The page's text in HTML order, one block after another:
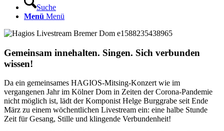
Suche
Menü Menü
Gemeinsam innehalten. Singen. Sich verbunden
wissen!
Da ein gemeinsames HAGIOS-Mitsing-Konzert wie im
vergangenen Jahr im Kölner Dom in Zeiten der Corona-Pandemie
nicht möglich ist, lädt der Komponist Helge Burggrabe seit Ende
März zu einem wöchentlichen Livestream ein: eine halbe Stunde
Zeit für Gesang, Stille und klingende Verbundenheit!